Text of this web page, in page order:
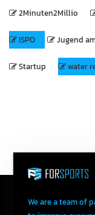
2Minuten2Millio
ISPO Jugend
Startup water
We are a team of